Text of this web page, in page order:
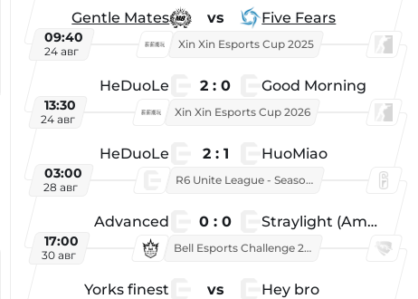
Gentle Mates vs Five Fears
09:40
24 авг
Xin Xin Esports Cup 2025
HeDuoLe 2 : 0 Good Morning
13:30
24 авг
Xin Xin Esports Cup 2026
HeDuoLe 2 : 1 HuoMiao
03:00
28 авг
R6 Unite League - Season 1
Advanced 0 : 0 Straylight (American team)
17:00
30 авг
Bell Esports Challenge 2026
Yorks finest vs Hey bro